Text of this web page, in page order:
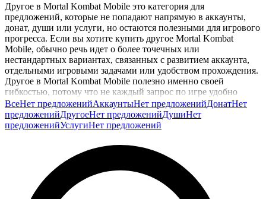
Другое в Mortal Kombat Mobile это категория для
предложений, которые не попадают напрямую в аккаунты,
донат, души или услуги, но остаются полезными для игрового
прогресса. Если вы хотите купить другое Mortal Kombat
Mobile, обычно речь идет о более точечных или
нестандартных вариантах, связанных с развитием аккаунта,
отдельными игровыми задачами или удобством прохождения.
Другое в Mortal Kombat Mobile полезно именно своей
гибкостью, потому что не каждый запрос по игре удобно
отнести к базовым разделам.
В Mortal Kombat Mobile многое завязано на ростере, башнях,
событиях, ресурсах и умении готовить состав под конкретные
испытания. У игроков часто появляются ситуативные задачи,
которые не укладываются только в валюту или готовый
аккаунт. Иногда нужен более узкий формат предложения под
конкретный этап прогресса или отдельную игровую цель.
Именно поэтому этот раздел остается полезным как
ВсеНет предложенийАккаунтыНет предложенийДонатНет
предложенийДругоеНет предложенийДушиНет
предложенийУслугиНет предложений